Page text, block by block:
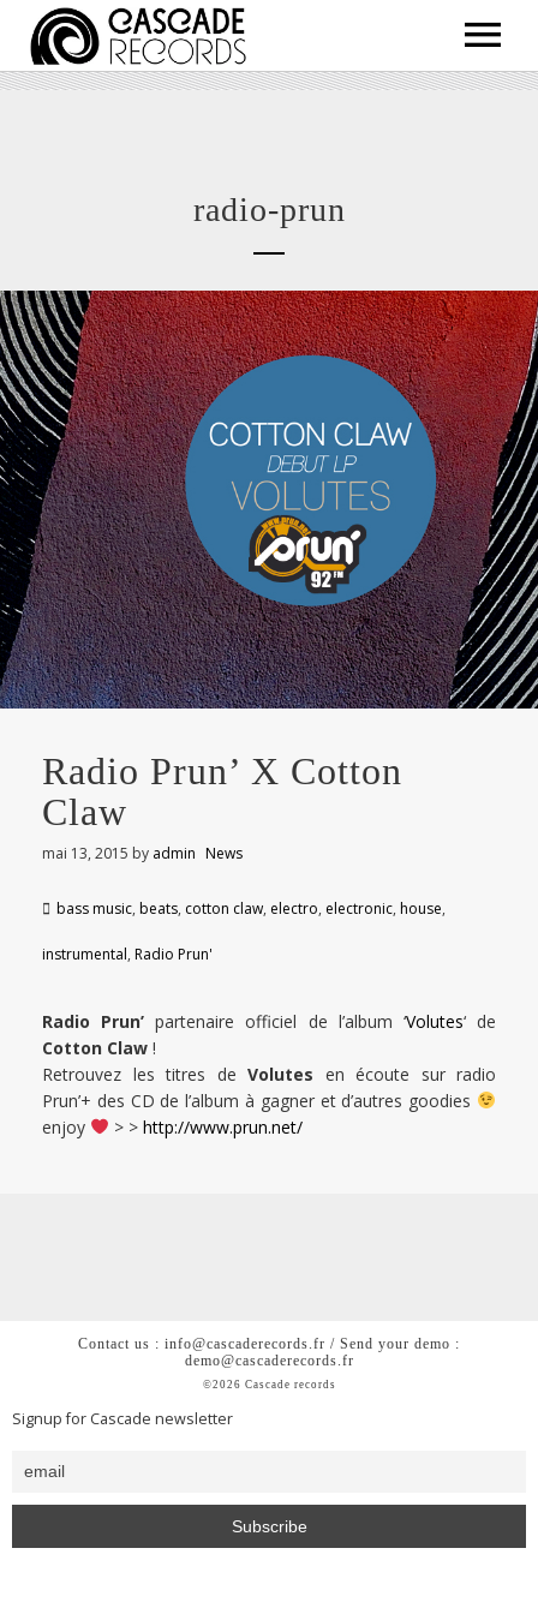
ARTISTS
ABOUT
radio-prun
Radio Prun’ X Cotton
Claw
mai 13, 2015 by admin News
bass music, beats, cotton claw, electro, electronic, house,
instrumental, Radio Prun'
Radio Prun’ partenaire officiel de l’album ‘Volutes‘ de
Cotton Claw !
Retrouvez les titres de Volutes en écoute sur radio
Prun’+ des CD de l’album à gagner et d’autres goodies
enjoy
> > http://www.prun.net/
Contact us : info@cascaderecords.fr / Send your demo :
demo@cascaderecords.fr
©2026 Cascade records
Signup for Cascade newsletter